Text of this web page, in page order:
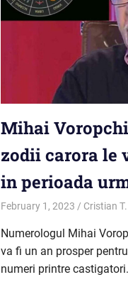
Mihai
zodii carora le
in perioada
February 1, 2023 Cristian T.
Numerologul Mihai
va fi un an prosper
numeri printre